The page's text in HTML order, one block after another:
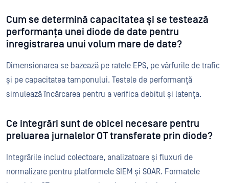
Cum se determină capacitatea și se testează
performanța unei diode de date pentru
înregistrarea unui volum mare de date?
Dimensionarea se bazează pe ratele EPS, pe vârfurile de trafic
și pe capacitatea tamponului. Testele de performanță
simulează încărcarea pentru a verifica debitul și latența.
Ce integrări sunt de obicei necesare pentru
preluarea jurnalelor OT transferate prin diode?
Integrările includ colectoare, analizatoare și fluxuri de
normalizare pentru platformele SIEM și SOAR. Formatele